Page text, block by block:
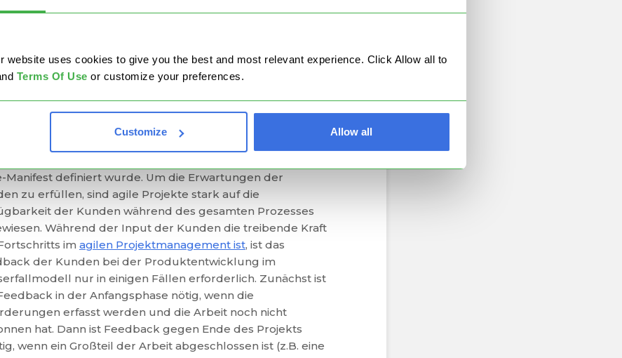
website uses cookies to give you the best and most relevant experience. Click Allow all to
Terms Of Use or customize your preferences.
Customize Allow all
in Agile- und
Manifest definiert wurde. Um die Erwartungen der
zu erfüllen, sind agile Projekte stark auf die
der Kunden während des gesamten Prozesses
Während der Input der Kunden die treibende Kraft
im agilen Projektmanagement ist, ist das
der Kunden bei der Produktentwicklung im
nur in einigen Fällen erforderlich. Zunächst ist
in der Anfangsphase nötig, wenn die
erfasst werden und die Arbeit noch nicht
hat. Dann ist Feedback gegen Ende des Projekts
wenn ein Großteil der Arbeit abgeschlossen ist (z.B. eine